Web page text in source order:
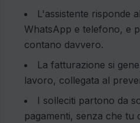
L'assistente risponde
WhatsApp e telefono, e
contano davvero.
La fatturazione si
lavoro, collegata al
I solleciti partono da
pagamenti, senza che tu